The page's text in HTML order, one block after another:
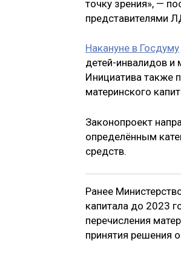
точку зрения», —
представителями
Накануне в Госдуму
детей-инвалидов и
Инициатива также
материнского
Законопроект
определённым
средств.
Ранее
капитала до 2023
перечисления
принятия решения